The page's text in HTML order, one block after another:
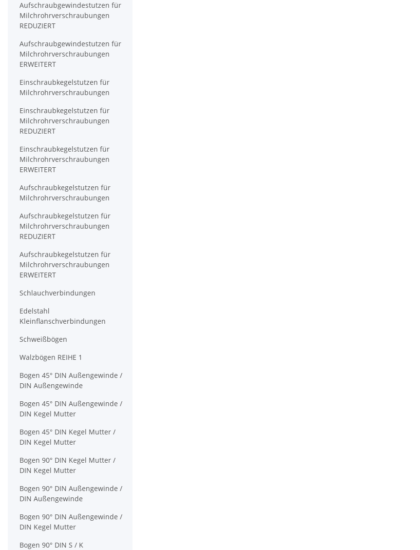
Aufschraubgewindestutzen für
Milchrohrverschraubungen
REDUZIERT
Aufschraubgewindestutzen für
Milchrohrverschraubungen
ERWEITERT
Einschraubkegelstutzen für
Milchrohrverschraubungen
Einschraubkegelstutzen für
Milchrohrverschraubungen
REDUZIERT
Einschraubkegelstutzen für
Milchrohrverschraubungen
ERWEITERT
Aufschraubkegelstutzen für
Milchrohrverschraubungen
Aufschraubkegelstutzen für
Milchrohrverschraubungen
REDUZIERT
Aufschraubkegelstutzen für
Milchrohrverschraubungen
ERWEITERT
Schlauchverbindungen
Edelstahl
Kleinflanschverbindungen
Schweißbögen
Walzbögen REIHE 1
Bogen 45° DIN Außengewinde /
DIN Außengewinde
Bogen 45° DIN Außengewinde /
DIN Kegel Mutter
Bogen 45° DIN Kegel Mutter /
DIN Kegel Mutter
Bogen 90° DIN Kegel Mutter /
DIN Kegel Mutter
Bogen 90° DIN Außengewinde /
DIN Außengewinde
Bogen 90° DIN Außengewinde /
DIN Kegel Mutter
Bogen 90° DIN S / K